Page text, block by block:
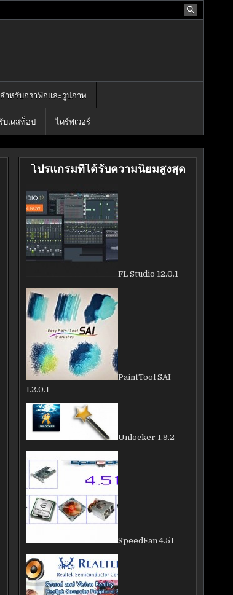
ำหรับกราฟิกและรูปภาพ
บเดสท็อป ไดร์ฟเวอร์
โปรแกรมที่ได้รับความนิยมสูงสุด
FL Studio 12.0.1
PaintTool SAI
1.2.0.1
Unlocker 1.9.2
SpeedFan 4.51